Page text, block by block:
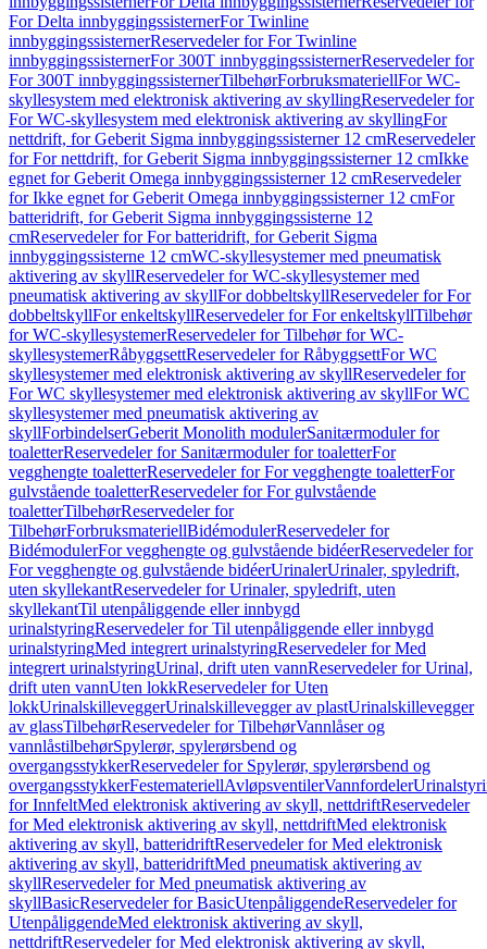
For Delta innbyggingssisternerFor Twinline
innbyggingssisternerReservedeler for For Twinline
innbyggingssisternerFor 300T innbyggingssisternerReservedeler for
For 300T innbyggingssisternerTilbehørForbruksmateriellFor WC-
skyllesystem med elektronisk aktivering av skyllingReservedeler for
For WC-skyllesystem med elektronisk aktivering av skyllingFor
nettdrift, for Geberit Sigma innbyggingssisterner 12 cmReservedeler
for For nettdrift, for Geberit Sigma innbyggingssisterner 12 cmIkke
egnet for Geberit Omega innbyggingssisterner 12 cmReservedeler
for Ikke egnet for Geberit Omega innbyggingssisterner 12 cmFor
batteridrift, for Geberit Sigma innbyggingssisterne 12
cmReservedeler for For batteridrift, for Geberit Sigma
innbyggingssisterne 12 cmWC-skyllesystemer med pneumatisk
aktivering av skyllReservedeler for WC-skyllesystemer med
pneumatisk aktivering av skyllFor dobbeltskyllReservedeler for For
dobbeltskyllFor enkeltskyllReservedeler for For enkeltskyllTilbehør
for WC-skyllesystemerReservedeler for Tilbehør for WC-
skyllesystemerRåbyggsettReservedeler for RåbyggsettFor WC
skyllesystemer med elektronisk aktivering av skyllReservedeler for
For WC skyllesystemer med elektronisk aktivering av skyllFor WC
skyllesystemer med pneumatisk aktivering av
skyllForbindelserGeberit Monolith modulerSanitærmoduler for
toaletterReservedeler for Sanitærmoduler for toaletterFor
vegghengte toaletterReservedeler for For vegghengte toaletterFor
gulvstående toaletterReservedeler for For gulvstående
toaletterTilbehørReservedeler for
TilbehørForbruksmateriellBidémodulerReservedeler for
BidémodulerFor vegghengte og gulvstående bidéerReservedeler for
For vegghengte og gulvstående bidéerUrinalerUrinaler, spyledrift,
uten skyllekantReservedeler for Urinaler, spyledrift, uten
skyllekantTil utenpåliggende eller innbygd
urinalstyringReservedeler for Til utenpåliggende eller innbygd
urinalstyringMed integrert urinalstyringReservedeler for Med
integrert urinalstyringUrinal, drift uten vannReservedeler for Urinal,
drift uten vannUten lokkReservedeler for Uten
lokkUrinalskilleveggerUrinalskillevegger av plastUrinalskillevegger
av glassTilbehørReservedeler for TilbehørVannlåser og
vannlåstilbehørSpylerør, spylerørsbend og
overgangsstykkerReservedeler for Spylerør, spylerørsbend og
overgangsstykkerFestemateriellAvløpsventilerVannfordeler
for InnfeltMed elektronisk aktivering av skyll, nettdriftReservedeler
for Med elektronisk aktivering av skyll, nettdriftMed elektronisk
aktivering av skyll, batteridriftReservedeler for Med elektronisk
aktivering av skyll, batteridriftMed pneumatisk aktivering av
skyllReservedeler for Med pneumatisk aktivering av
skyllBasicReservedeler for BasicUtenpåliggendeReservedeler for
UtenpåliggendeMed elektronisk aktivering av skyll,
nettdriftReservedeler for Med elektronisk aktivering av skyll,